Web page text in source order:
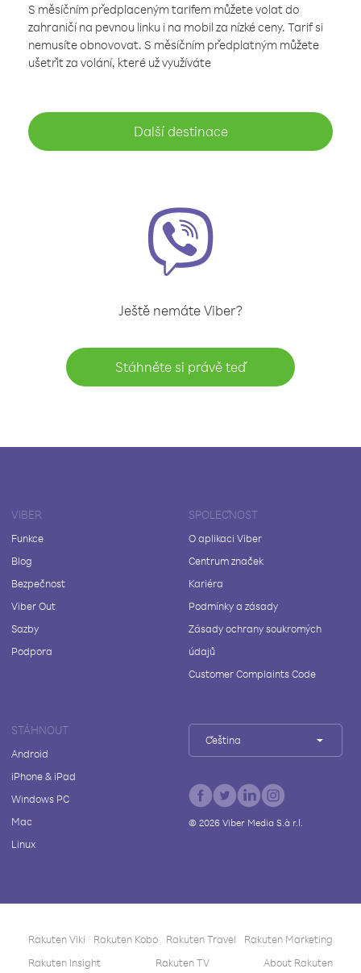
S měsíčním předplaceným tarifem můžete volat do
zahraničí na pevnou linku i na mobil za nízké ceny. Tarif si
nemusíte obnovovat. S měsíčním předplatným můžete
ušetřit za volání, které už využíváte
Další destinace
Ještě nemáte Viber?
Stáhněte si právě teď
VIBER
Funkce
Blog
Bezpečnost
Viber Out
Sazby
Podpora
SPOLEČNOST
O aplikaci Viber
Centrum značek
Kariéra
Podmínky a zásady
Zásady ochrany soukromých
údajů
Customer Complaints Code
STÁHNOUT
Android
iPhone & iPad
Windows PC
Mac
Linux
Čeština
© 2026Viber Media S.à r.l.
Rakuten Viki Rakuten Kobo Rakuten Travel
Rakuten Marketing
Rakuten Insight
Rakuten TV About Rakuten